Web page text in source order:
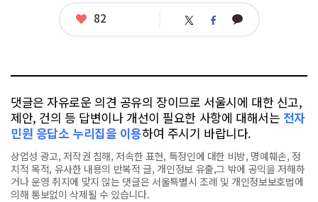
좋
82 트 페 카
댓글은 자유로운 의견 공유의 장이므로 서울시에 대한 신고,
제안, 건의 등 답변이나 개선이 필요한 사항에 대해서는 전자
민원 응답소 누리집을 이용하여 주시기 바랍니다.
상업성 광고, 저작권 침해, 저속한 표현, 특정인에 대한 비방, 명예훼손, 정
치적 목적, 유사한 내용의 반복적 글, 개인정보 유출,그 밖에 공익을 저해하
거나 운영 취지에 맞지 않는 댓글은 서울특별시 조례 및 개인정보보호법에
의해 통보없이 삭제될 수 있습니다.